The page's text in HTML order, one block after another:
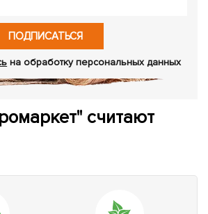
ПОДПИСАТЬСЯ
на обработку персональных данных
считают